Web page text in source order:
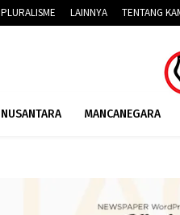
PLURALISME LAINNYA TENTANG
NUSANTARA MANCANEGARA